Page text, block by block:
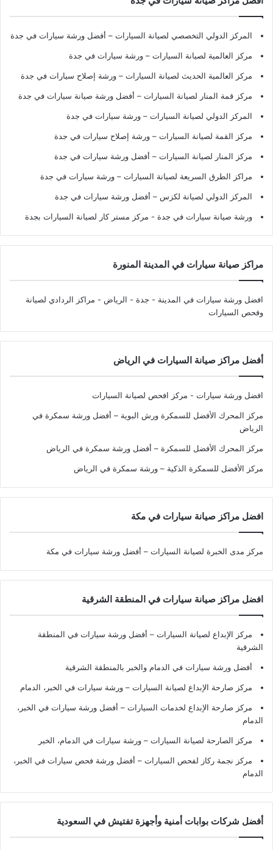
المركز الدولي التخصصي لصيانة السيارات – أفضل ورشة سيارات في جدة
مركز العالمية لصيانة السيارات – ورشة سيارات في جدة
مركز العالمية الحديث لصيانة السيارات – ورشة إصلاح سيارات في جدة
مركز قمة المنار لصيانة السيارات – أفضل ورشة صيانة سيارات في جدة
المركز الدولي لصيانة السيارات – ورشة سيارات في جدة
مركز القمة لصيانة السيارات – ورشة إصلاح سيارات في جدة
مركز المنار لصيانة السيارات – أفضل ورشة سيارات في جدة
مراكز الطرق السريعة لصيانة السيارات – ورشة سيارات في جدة
المركز الدولي لصيانة لكزس – أفضل ورشة سيارات في جدة
ورشة صيانة سيارات في جدة - مركز مستر كار لصيانة السيارات بجدة
مراكز صيانة سيارات في المدينة المنورة
افضل ورشة سيارات في المدينة - جدة - الرياض - مراكز الردادي لصيانة
وفحص السيارات
أفضل مراكز صيانة السيارات في الرياض
افضل ورشة سيارات - مركز افحص لصيانة السيارات
مركز المحرك الأفضل للسمكرة ورش البوية – أفضل ورشة سمكرة في
الرياض
مركز المحرك الأفضل للسمكرة – أفضل ورشة سمكرة في الرياض
مركز الأفضل للسمكرة الذكية – ورشة سمكرة في الرياض
افضل مراكز صيانة سيارات في مكة
مركز مدى الخبرة لصيانة السيارات – أفضل ورشة سيارات في مكة
افضل مراكز صيانة سيارات في المنطقة الشرقية
مركز الإبداع لصيانة السيارات – أفضل ورشة سيارات في المنطقة
الشرقية
أفضل ورشة سيارات في الدمام والخبر بالمنطقة الشرقية
مركز صارحة الإبداع لصيانة السيارات – ورشة سيارات في الخبر، الدمام
مركز صارحة الإبداع لخدمات السيارات – أفضل ورشة سيارات في الخبر،
الدمام
مركز الصارحة لصيانة السيارات – ورشة سيارات في الدمام، الخبر
مركز نجمة ركاز لفحص السيارات – أفضل ورشة فحص سيارات في الخبر،
الدمام
أفضل شركات بوابات أمنية وأجهزة تفتيش في السعودية